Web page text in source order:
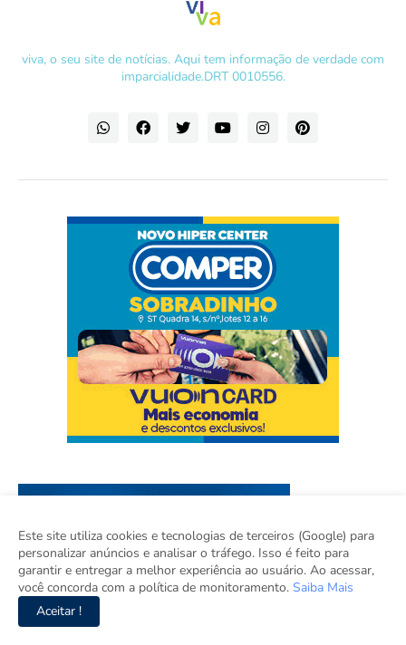
viva, o seu site de notícias. Aqui tem informação de verdade com
imparcialidade.DRT 0010556.
Este site utiliza cookies e tecnologias de terceiros (Google) para
personalizar anúncios e analisar o tráfego. Isso é feito para
garantir e entregar a melhor experiência ao usuário. Ao acessar,
você concorda com a política de monitoramento. Saiba Mais
Aceitar !